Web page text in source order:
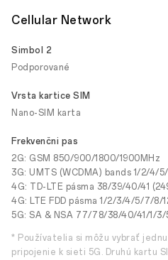
Cellular Network
Simbol 2
Podporované
Vrsta kartice SIM
Nano-SIM karta
Frekvenčni pas
2G: GSM 850/900/1800/1900MHz
3G: UMTS (WCDMA) bands 1/2/4/
4G: TD-LTE pásma 38/39/40/41
4G: LTE FDD pásma 1/2/3/4/5/7/8/
5G: SA & NSA 77/78/38/40/41/1/
* Používatelia si môžu vybrať
pripojenie k sieti 5G. Druhú kartu